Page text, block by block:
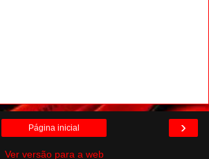
›
Página inicial
Ver versão para a web